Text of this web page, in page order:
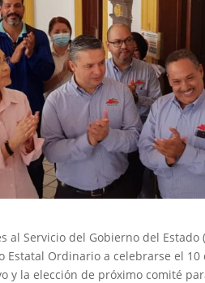
al Servicio del Gobierno del Estado
Estatal Ordinario a celebrarse el
y la elección de próximo comité